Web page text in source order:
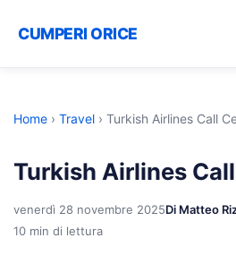
CUMPERI ORICE
Home › Travel › Turkish Airlines Call
Turkish Airlines
venerdì 28 novembre 2025Di Matteo
10 min di lettura